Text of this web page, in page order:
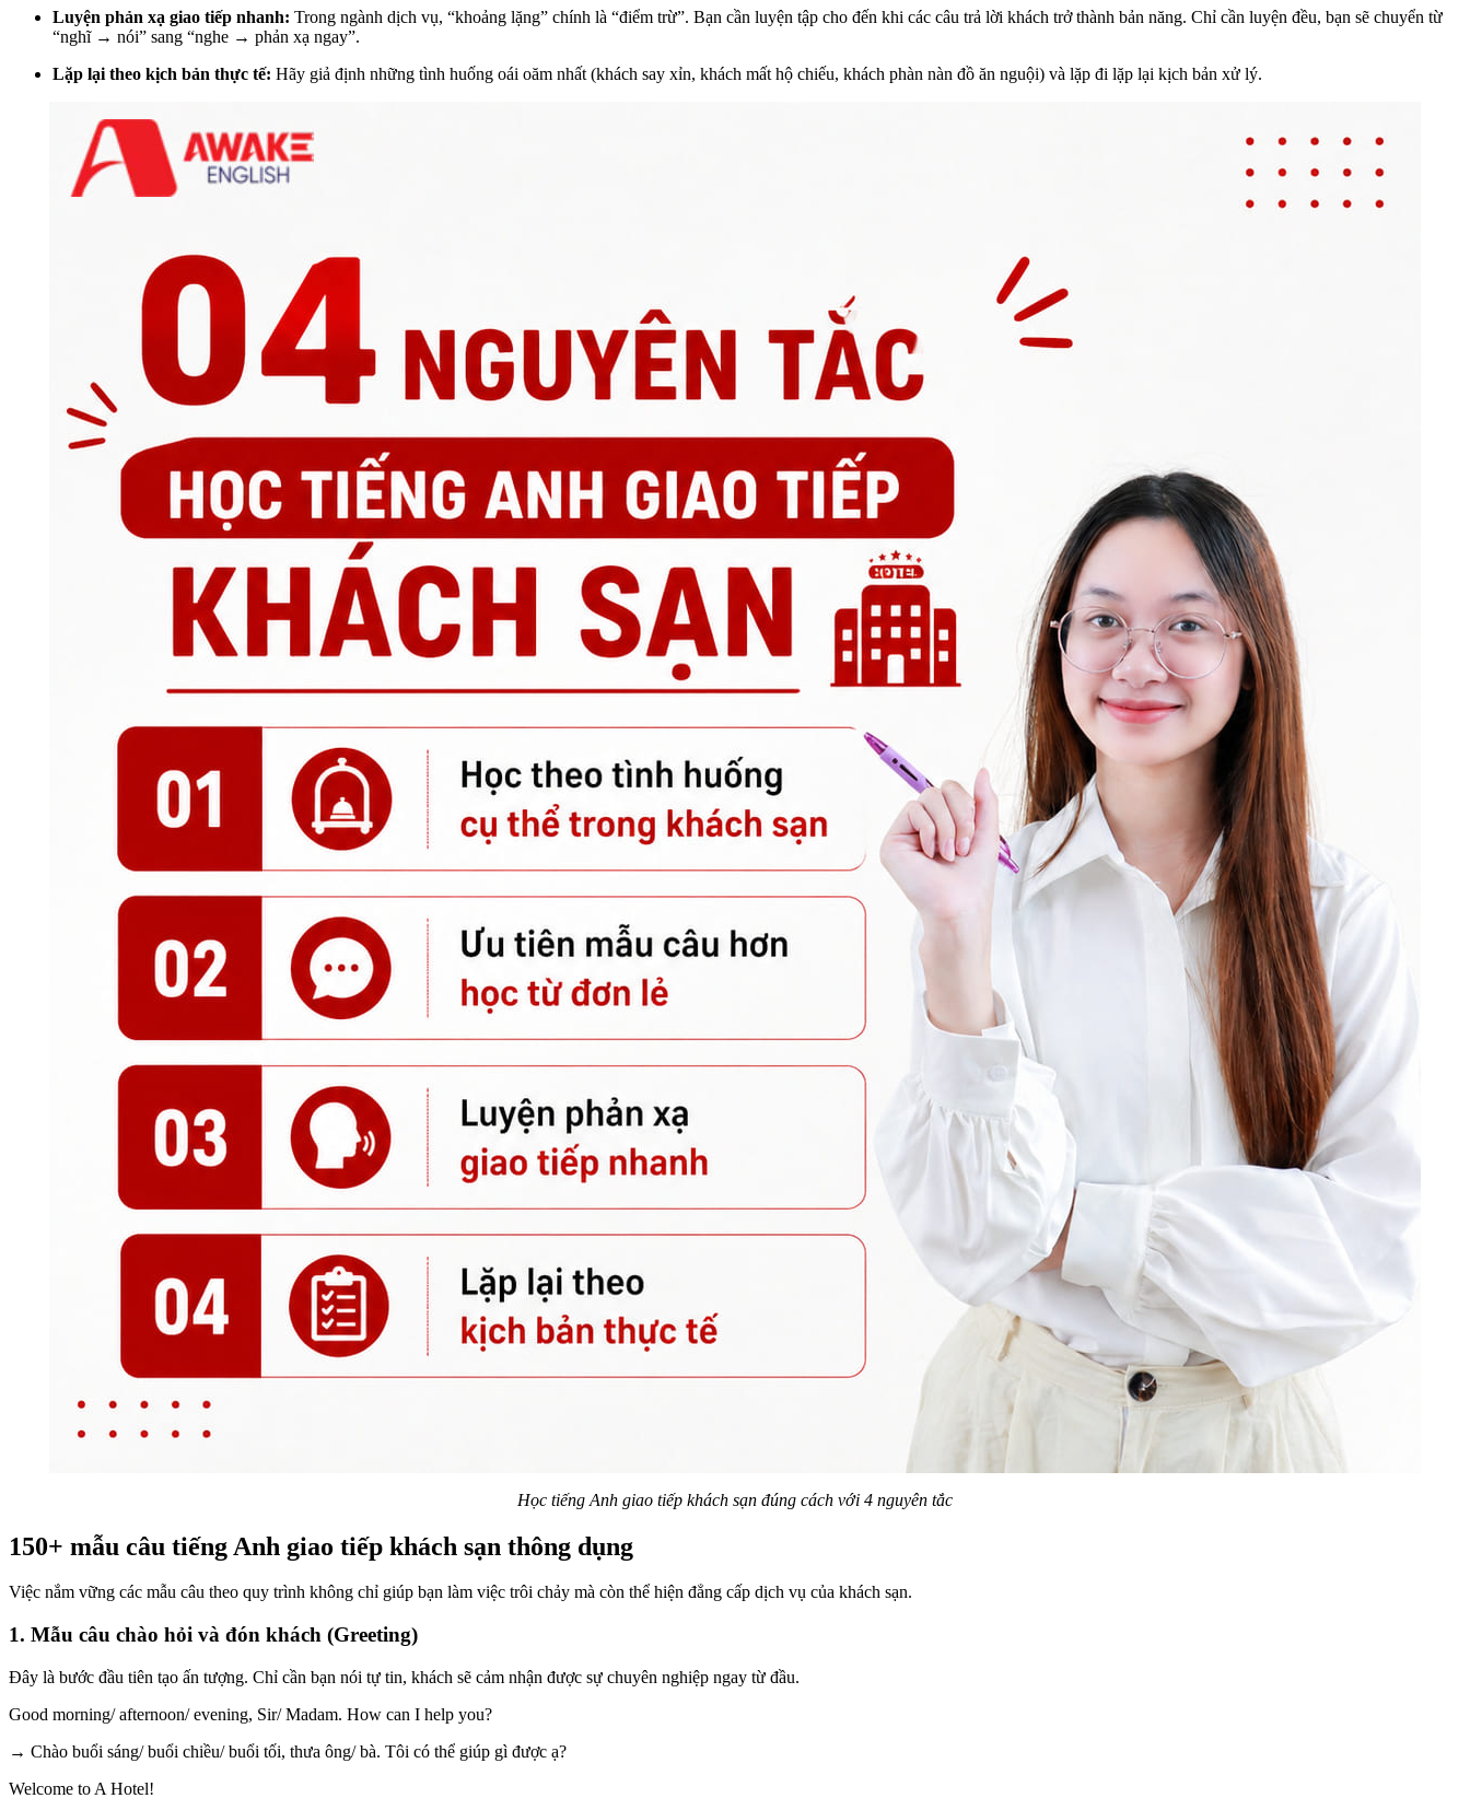
Luyện phản xạ giao tiếp nhanh: Trong ngành dịch vụ, “khoảng lặng” chính là “điểm trừ”. Bạn cần luyện tập cho đến khi các câu trả lời khách trở thành bản năng. Chỉ cần luyện đều, bạn sẽ chuyển từ
“nghĩ → nói” sang “nghe → phản xạ ngay”.
Lặp lại theo kịch bản thực tế: Hãy giả định những tình huống oái oăm nhất (khách say xỉn, khách mất hộ chiếu, khách phàn nàn đồ ăn nguội) và lặp đi lặp lại kịch bản xử lý.
Học tiếng Anh giao tiếp khách sạn đúng cách với 4 nguyên tắc
150+ mẫu câu tiếng Anh giao tiếp khách sạn thông dụng
Việc nắm vững các mẫu câu theo quy trình không chỉ giúp bạn làm việc trôi chảy mà còn thể hiện đẳng cấp dịch vụ của khách sạn.
1. Mẫu câu chào hỏi và đón khách (Greeting)
Đây là bước đầu tiên tạo ấn tượng. Chỉ cần bạn nói tự tin, khách sẽ cảm nhận được sự chuyên nghiệp ngay từ đầu.
Good morning/ afternoon/ evening, Sir/ Madam. How can I help you?
→ Chào buổi sáng/ buổi chiều/ buổi tối, thưa ông/ bà. Tôi có thể giúp gì được ạ?
Welcome to A Hotel!